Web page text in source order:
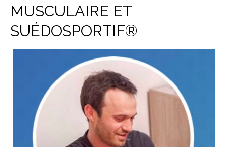
MUSCULAIRE ET
SUÉDOSPORTIF®